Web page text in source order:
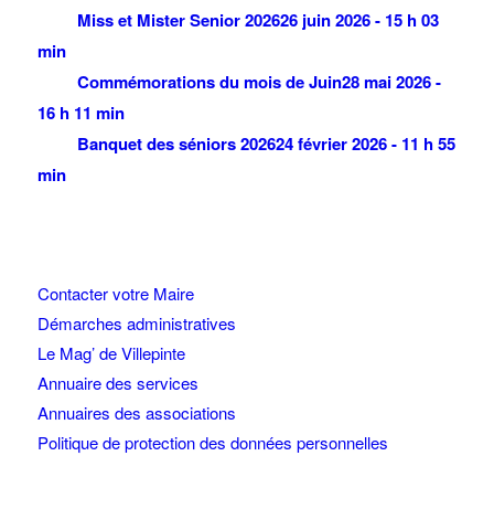
Miss et Mister Senior 202626 juin 2026 - 15 h 03
min
Commémorations du mois de Juin28 mai 2026 -
16 h 11 min
Banquet des séniors 202624 février 2026 - 11 h 55
min
Contacter votre Maire
Démarches administratives
Le Mag’ de Villepinte
Annuaire des services
Annuaires des associations
Politique de protection des données personnelles